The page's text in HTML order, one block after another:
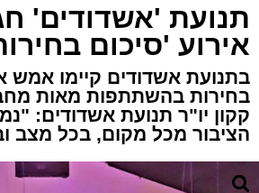
תנועת 'אשדודים'
אירוע 'סיכום
בתנועת אשדודים קיימו אמש
בחירות בהשתתפות מאות
קקון יו"ר תנועת אשדודים:
הציבור מכל מקום, בכל מצב